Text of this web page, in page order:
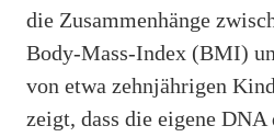
die Zusammenhänge
Body-Mass-Index (BMI)
von etwa zehnjährigen
zeigt, dass die eigene DNA